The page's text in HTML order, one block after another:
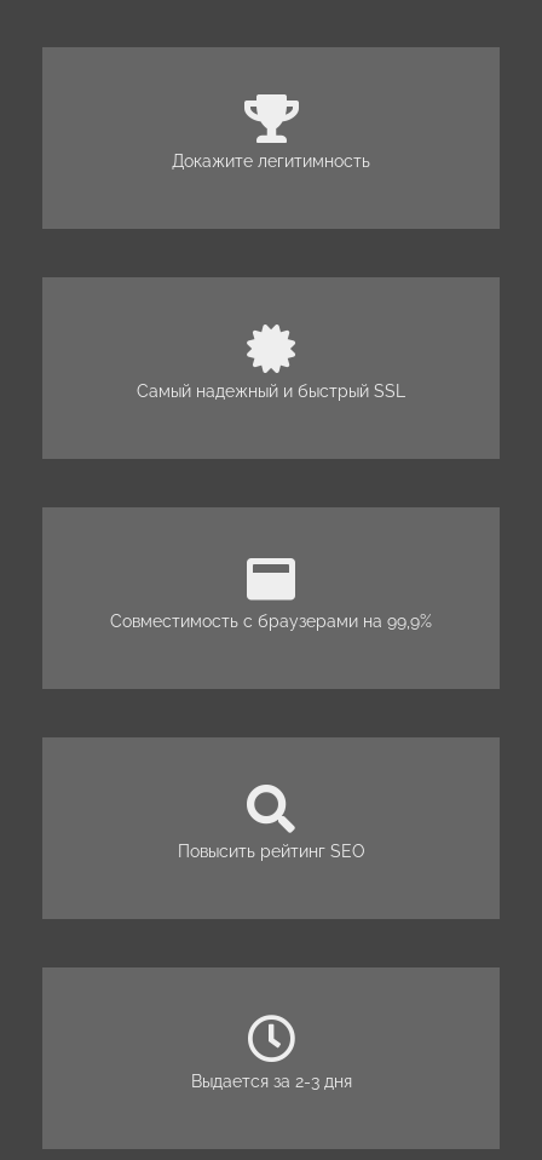
Докажите легитимность
Самый надежный и быстрый SSL
Совместимость с браузерами на 99,9%
Повысить рейтинг SEO
Выдается за 2-3 дня